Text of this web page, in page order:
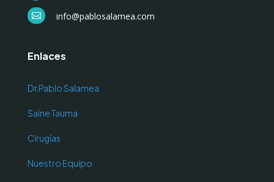
 info@pablosalamea.com
Enlaces
Dr.Pablo Salamea
Saine Tauma
Cirugías
Nuestro Equipo